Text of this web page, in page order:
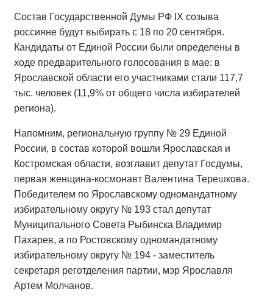
Состав Государственной Думы РФ IХ созыва
россияне будут выбирать с 18 по 20 сентября.
Кандидаты от Единой России были определены в
ходе предварительного голосования в мае: в
Ярославской области его участниками стали 117,7
тыс. человек (11,9% от общего числа избирателей
региона).
Напомним, региональную группу № 29 Единой
России, в состав которой вошли Ярославская и
Костромская области, возглавит депутат Госдумы,
первая женщина-космонавт Валентина Терешкова.
Победителем по Ярославскому одномандатному
избирательному округу № 193 стал депутат
Муниципального Совета Рыбинска Владимир
Пахарев, а по Ростовскому одномандатному
избирательному округу № 194 - заместитель
секретаря реготделения партии, мэр Ярославля
Артем Молчанов.